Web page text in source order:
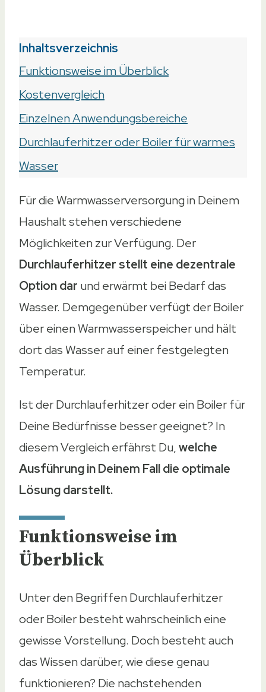
Inhaltsverzeichnis
Funktionsweise im Überblick
Kostenvergleich
Einzelnen Anwendungsbereiche
Durchlauferhitzer oder Boiler für warmes
Wasser
Für die Warmwasserversorgung in Deinem
Haushalt stehen verschiedene
Möglichkeiten zur Verfügung. Der
Durchlauferhitzer stellt eine dezentrale
Option dar und erwärmt bei Bedarf das
Wasser. Demgegenüber verfügt der Boiler
über einen Warmwasserspeicher und hält
dort das Wasser auf einer festgelegten
Temperatur.
Ist der Durchlauferhitzer oder ein Boiler für
Deine Bedürfnisse besser geeignet? In
diesem Vergleich erfährst Du,welche
Ausführung in Deinem Fall die optimale
Lösung darstellt.
Funktionsweise im
Überblick
Unter den Begriffen Durchlauferhitzer
oder Boiler besteht wahrscheinlich eine
gewisse Vorstellung. Doch besteht auch
das Wissen darüber, wie diese genau
funktionieren? Die nachstehenden